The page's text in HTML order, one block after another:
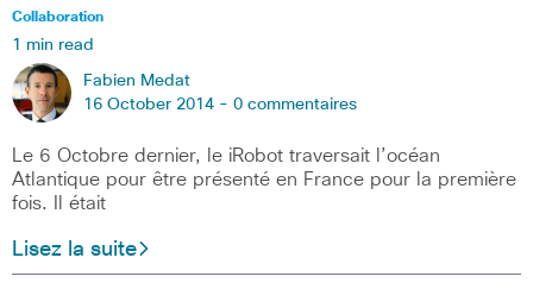
Collaboration
1 min read
Fabien Medat
16 October 2014 - 0 commentaires
Le 6 Octobre dernier, le iRobot traversait l’océan
Atlantique pour être présenté en France pour la première
fois. Il était
Lisez la suite